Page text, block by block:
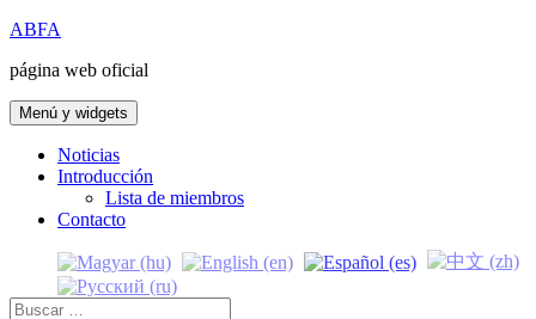
Saltar
contenido
ABFA
página web oficial
Menú y widgets
Noticias
Introducción
Lista de miembros
Contacto
Buscar: